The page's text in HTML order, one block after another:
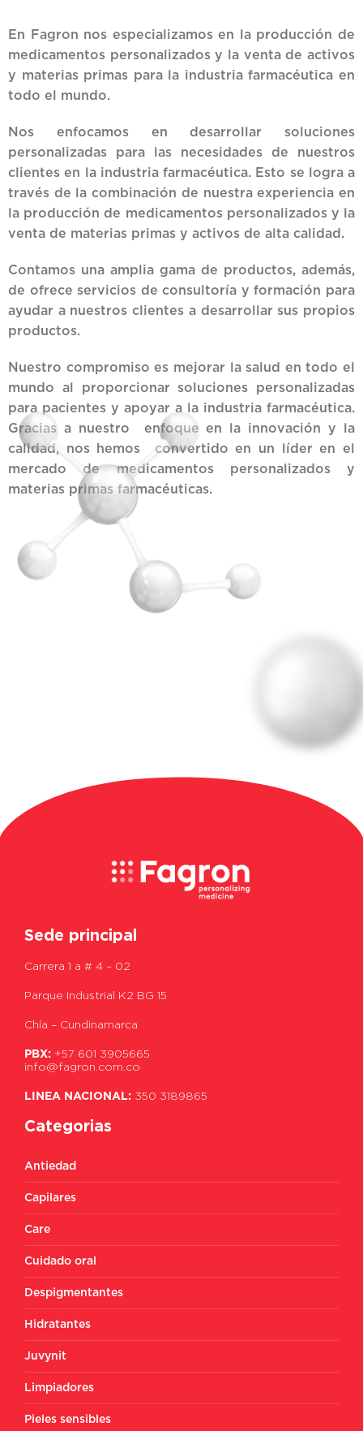
En Fagron nos especializamos en la producción de
medicamentos personalizados y la venta de activos
y materias primas para la industria farmacéutica en
todo el mundo.
Nos enfocamos en desarrollar soluciones
personalizadas para las necesidades de nuestros
clientes en la industria farmacéutica. Esto se logra a
través de la combinación de nuestra experiencia en
la producción de medicamentos personalizados y la
venta de materias primas y activos de alta calidad.
Contamos una amplia gama de productos, además,
de ofrece servicios de consultoría y formación para
ayudar a nuestros clientes a desarrollar sus propios
productos.
Nuestro compromiso es mejorar la salud en todo el
mundo al proporcionar soluciones personalizadas
para pacientes y apoyar a la industria farmacéutica.
Gracias a nuestro enfoque en la innovación y la
calidad, nos hemos convertido en un líder en el
mercado de medicamentos personalizados y
materias primas farmacéuticas.
Sede principal
Carrera 1 a # 4 – 02
Parque Industrial K2 BG 15
Chía – Cundinamarca
PBX: +57 601 3905665
info@fagron.com.co
LINEA NACIONAL: 350 3189865
Categorias
Antiedad
Capilares
Care
Cuidado oral
Despigmentantes
Hidratantes
Juvynit
Limpiadores
Pieles sensibles